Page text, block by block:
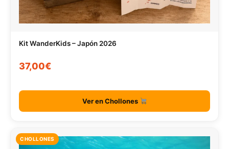
Kit WanderKids – Japón 2026
37,00€
Ver en Chollones
CHOLLONES